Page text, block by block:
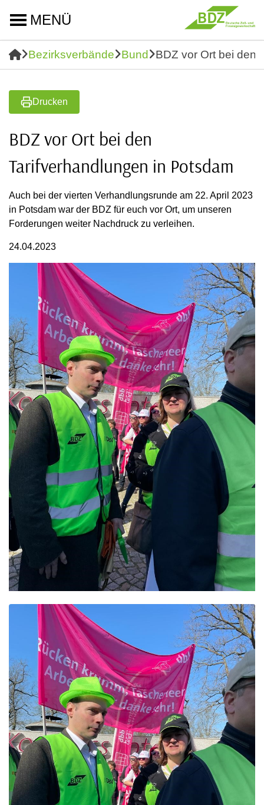
MENÜ
Bezirksverbände Bund BDZ vor Ort bei den
Drucken
BDZ vor Ort bei den
Tarifverhandlungen in Potsdam
Auch bei der vierten Verhandlungsrunde am 22. April 2023
in Potsdam war der BDZ für euch vor Ort, um unseren
Forderungen weiter Nachdruck zu verleihen.
24.04.2023